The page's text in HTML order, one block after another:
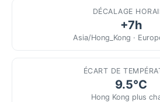
DÉCALAGE
+7h
Asia/Hong_Kong ·
ÉCART DE
9.5°C
Hong Kong plus